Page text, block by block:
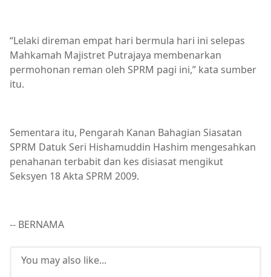
“Lelaki direman empat hari bermula hari ini selepas
Mahkamah Majistret Putrajaya membenarkan
permohonan reman oleh SPRM pagi ini,” kata sumber
itu.
Sementara itu, Pengarah Kanan Bahagian Siasatan
SPRM Datuk Seri Hishamuddin Hashim mengesahkan
penahanan terbabit dan kes disiasat mengikut
Seksyen 18 Akta SPRM 2009.
-- BERNAMA
You may also like...